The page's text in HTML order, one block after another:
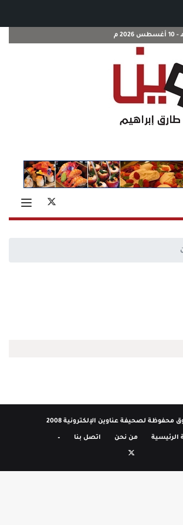
محفوظة لصحيفة عناوين الإلكترونية 2008
الرئيسية من نحن اتصل بنا –